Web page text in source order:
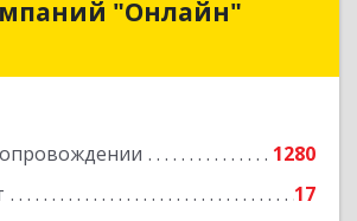
"Онлайн"
1280
17
компаний "Онлайн"
Подробнее